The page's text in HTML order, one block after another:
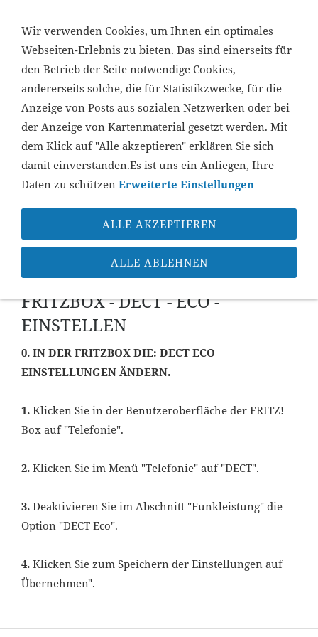
NAVIGATION ÖFFNEN
Startseite »Support»FritzBox
FritzBox
FRITZBOX - DECT - ECO -
EINSTELLEN
0. IN DER FRITZBOX DIE: DECT ECO
EINSTELLUNGEN ÄNDERN.
1. Klicken Sie in der Benutzeroberfläche der FRITZ!
Box auf "Telefonie".
2. Klicken Sie im Menü "Telefonie" auf "DECT".
3. Deaktivieren Sie im Abschnitt "Funkleistung" die
Option "DECT Eco".
4. Klicken Sie zum Speichern der Einstellungen auf
Übernehmen".
Wir verwenden Cookies, um Ihnen ein optimales
Webseiten-Erlebnis zu bieten. Das sind einerseits für
den Betrieb der Seite notwendige Cookies,
andererseits solche, die für Statistikzwecke, für die
Anzeige von Posts aus sozialen Netzwerken oder bei
der Anzeige von Kartenmaterial gesetzt werden. Mit
dem Klick auf "Alle akzeptieren" erklären Sie sich
damit einverstanden.Es ist uns ein Anliegen, Ihre
Daten zu schützen Erweiterte Einstellungen
ALLE AKZEPTIEREN
ALLE ABLEHNEN